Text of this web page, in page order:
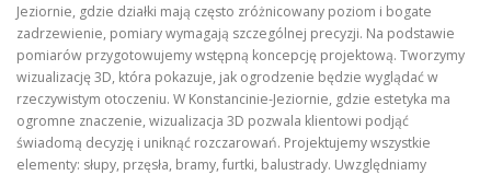
Jeziornie, gdzie działki mają często zróżnicowany poziom i bogate
zadrzewienie, pomiary wymagają szczególnej precyzji. Na podstawie
pomiarów przygotowujemy wstępną koncepcję projektową. Tworzymy
wizualizację 3D, która pokazuje, jak ogrodzenie będzie wyglądać w
rzeczywistym otoczeniu. W Konstancinie-Jeziornie, gdzie estetyka ma
ogromne znaczenie, wizualizacja 3D pozwala klientowi podjąć
świadomą decyzję i uniknąć rozczarowań. Projektujemy wszystkie
elementy: słupy, przęsła, bramy, furtki, balustrady. Uwzględniamy